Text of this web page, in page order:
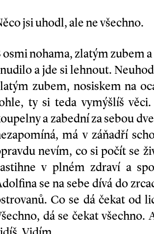
jsi uhodl, ale ne všechno.
osmi nohama, zlatým zubem
a jde si lehnout.
zubem, nosiskem na
ty si teda vymýšlíš
a zabední za sebou
má v záňadří
nevím, co si počít se
v plném zdraví a
se na sebe dívá do
Co se dá čekat od
dá se čekat všechno.